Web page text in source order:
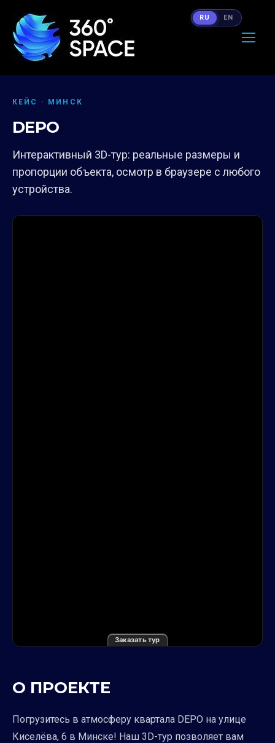
КЕЙС · МИНСК
DEPO
Интерактивный 3D-тур: реальные размеры и
пропорции объекта, осмотр в браузере с любого
устройства.
Заказать тур
О ПРОЕКТЕ
Погрузитесь в атмосферу квартала DEPO на улице
Киселёва, 6 в Минске! Наш 3D-тур позволяет вам
RU EN